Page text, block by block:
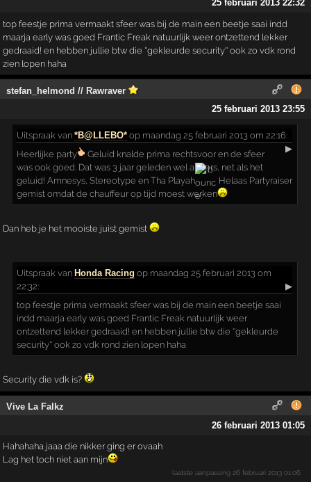
25 februari 2013 22:32
top feestje prima vermaakt sfeer was bij de main een beetje saai indd
maarja early was goed Frantic Freak natuurlijk weer ontzettend lekker
gedraaid! en hebben jullie btw die ''gekleurde security'' ook zo vdk rond
zien lopen haha
stefan_helmond // Rawraver
25 februari 2013 23:55
Uitspraak van*B@LLEBO* op maandag 25 februari 2013 om 22:16:
▶
Heerlijke party
Geluid knalde prima rechtsvoor en de sfeer
was ook goed. Dat was 3 jaar geleden wel anders, net als het
geluid! Amnesys, Stereotype en Tha Playah
Helaas Partyraiser
gemist omdat de chauffeur op tijd moest werken
Dan heb je het mooiste juist gemist
Uitspraak van Honda Racing op maandag 25 februari 2013 om
22:32:
▶
top feestje prima vermaakt sfeer was bij de main een beetje saai
indd maarja early was goed Frantic Freak natuurlijk weer
ontzettend lekker gedraaid! en hebben jullie btw die ''gekleurde
security'' ook zo vdk rond zien lopen haha
Security die vdk is?
Vive La Falkz
26 februari 2013 01:05
Hahahaha jaaa die nikker ging er ovaah
Lag het toch niet aan mijn
laatste aanpassing 26 februari 2013 01:06